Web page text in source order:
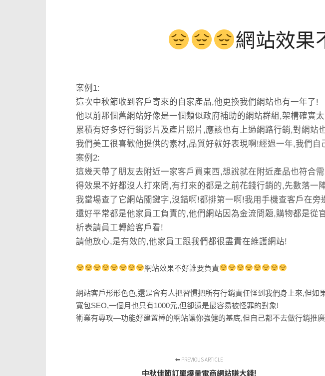
網站效果
案例1:
這次中秋節收到客戶寄來的自家產品,他更換我們網站也有一年了!
他以前那個舊網站好像是一個類似政府補助的網站群組,架構確實
累積有好多好行銷影片及產片照片,應該也有上過網路行銷,對網站
我們美工很喜歡他提供的素材,品質好就好表現啊!經過一年,我們自
案例2:
這幾天帶了朋友去附近一家客戶買東西,想說就在附近產品也符合
得效果不好都沒人打來問,有打來的都是之前花錢行銷的,先數落一
我當場查了它網站關鍵字,沒錯啊!都排第一啊!我用手機查客戶在
還好平常都是他家員工負責的,他們網站因為金流問題,購物都是
析表請員工轉給客戶看!
請他放心,是有效的,他家員工跟我們都很盡責在維護網站!
網站效果不好誰要負責
網站客戶形形色色,還是會有人把習慣把所有行銷責任怪到我們身上來,但
寬包SEO,一個月也只有1000元,但卻還是最容易被怪罪的對象!
術業有專攻—功能好建置棒的網站讓你強健的基底,但自己都不去做行銷推
PREVIOUS ARTICLE
中秋佳節訂單爆量電商網站賺大錢!